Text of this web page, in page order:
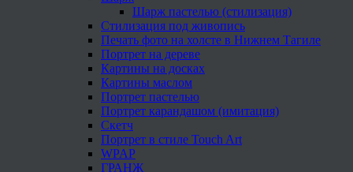
Шарж пастелью (стилизация)
Стилизация под живопись
Печать фото на холсте в Нижнем Тагиле
Портрет на дереве
Картины на досках
Картины маслом
Портрет пастелью
Портрет карандашом (имитация)
Скетч
Портрет в стиле Touch Art
WPAP
ГРАНЖ